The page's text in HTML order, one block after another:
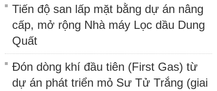
Tiến độ san lấp mặt bằng dự án nâng
cấp, mở rộng Nhà máy Lọc dầu Dung
Quất
Đón dòng khí đầu tiên (First Gas) từ
dự án phát triển mỏ Sư Tử Trắng (giai